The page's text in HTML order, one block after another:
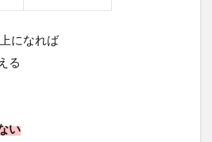
になれば
る
い